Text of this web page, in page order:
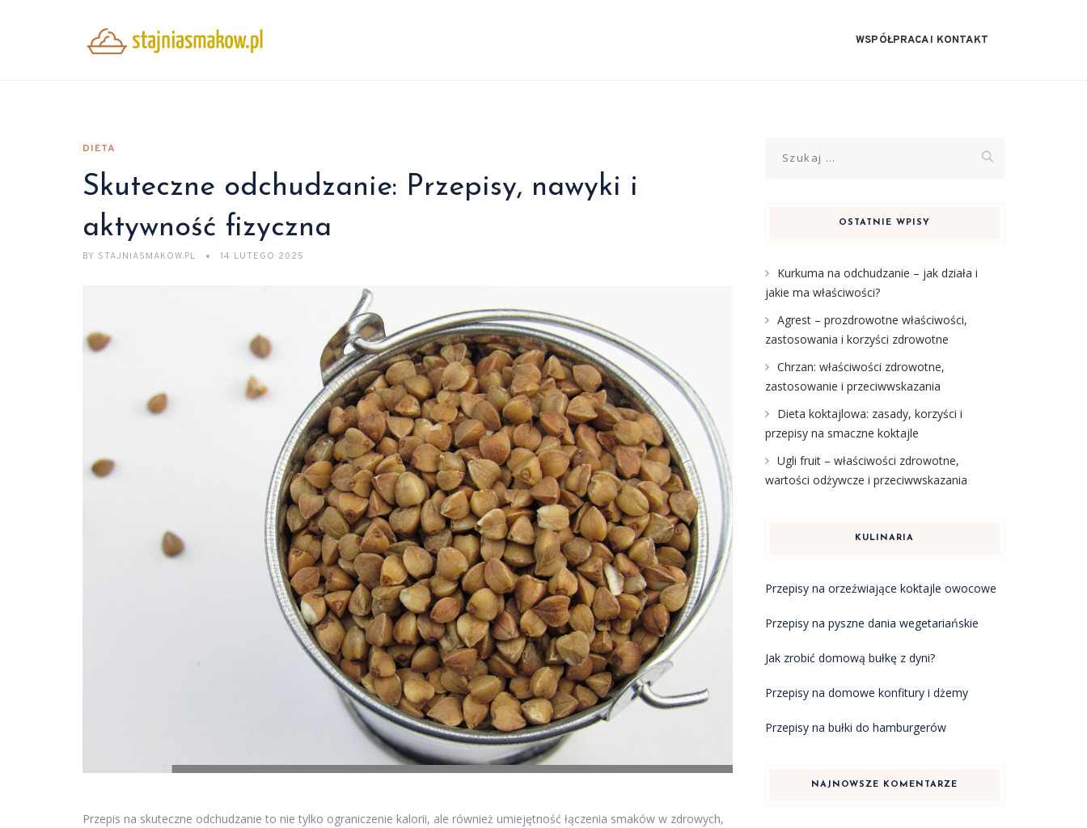
WSPÓŁPRACA I KONTAKT
DIETA
Skuteczne odchudzanie: Przepisy, nawyki i
aktywność fizyczna
BY STAJNIASMAKOW.PL 14 LUTEGO 2025
Przepis na skuteczne odchudzanie to nie tylko ograniczenie kalorii, ale również umiejętność łączenia smaków w zdrowych,
OSTATNIE WPISY
Kurkuma na odchudzanie – jak działa i
jakie ma właściwości?
Agrest – prozdrowotne właściwości,
zastosowania i korzyści zdrowotne
Chrzan: właściwości zdrowotne,
zastosowanie i przeciwwskazania
Dieta koktajlowa: zasady, korzyści i
przepisy na smaczne koktajle
Ugli fruit – właściwości zdrowotne,
wartości odżywcze i przeciwwskazania
KULINARIA
Przepisy na orzeźwiające koktajle owocowe
Przepisy na pyszne dania wegetariańskie
Jak zrobić domową bułkę z dyni?
Przepisy na domowe konfitury i dżemy
Przepisy na bułki do hamburgerów
NAJNOWSZE KOMENTARZE